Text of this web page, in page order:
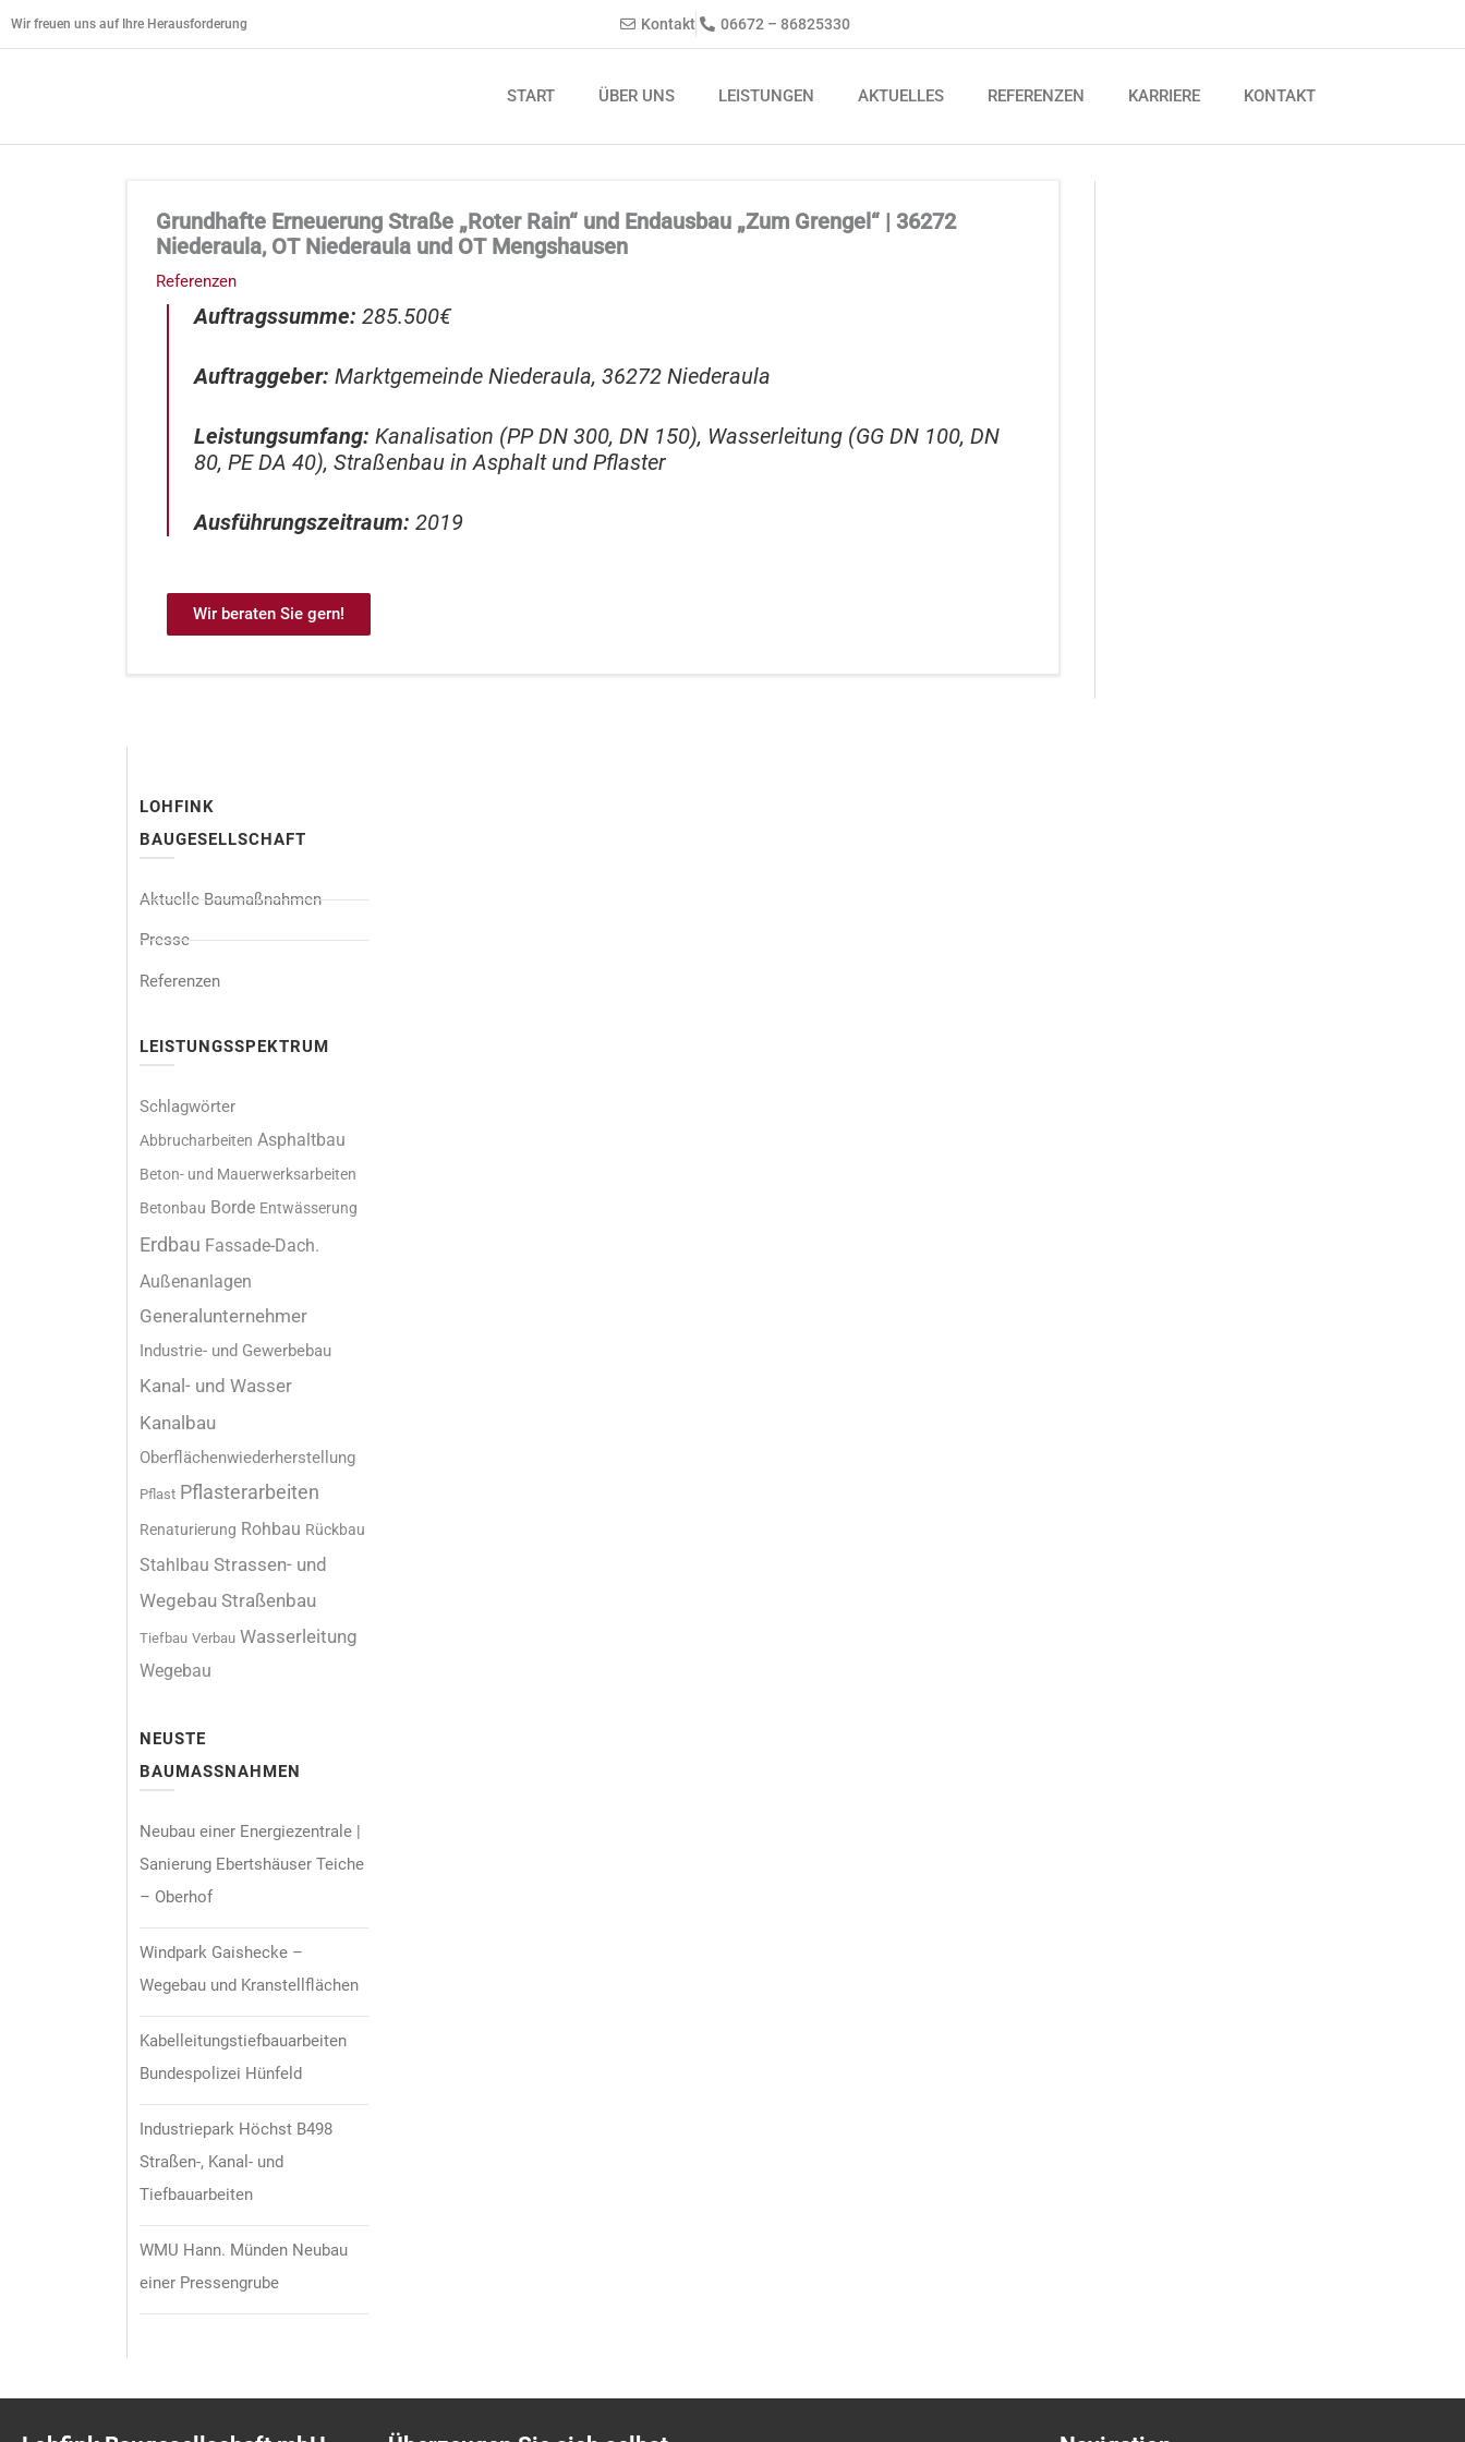
Wir freuen uns auf Ihre Herausforderung Kontakt 06672 – 86825330
START ÜBER UNS LEISTUNGEN AKTUELLES REFERENZEN KARRIERE KONTAKT
Grundhafte Erneuerung Straße „Roter Rain“ und Endausbau „Zum Grengel“ | 36272
Niederaula, OT Niederaula und OT Mengshausen
Referenzen
Auftragssumme: 285.500€
Auftraggeber:Marktgemeinde Niederaula, 36272 Niederaula
Leistungsumfang:Kanalisation (PP DN 300, DN 150), Wasserleitung (GG DN 100, DN
80, PE DA 40), Straßenbau in Asphalt und Pflaster
Ausführungszeitraum: 2019
Wir beraten Sie gern!
LOHFINK
BAUGESELLSCHAFT
Aktuelle Baumaßnahmen
Presse
Referenzen
LEISTUNGSSPEKTRUM
Schlagwörter
Abbrucharbeiten Asphaltbau
Beton- und Mauerwerksarbeiten
Betonbau Borde Entwässerung
Erdbau Fassade-Dach.
Außenanlagen
Generalunternehmer
Industrie- und Gewerbebau
Kanal- und Wasser
Kanalbau
Oberflächenwiederherstellung
Pflast Pflasterarbeiten
Renaturierung Rohbau Rückbau
Stahlbau Strassen- und
Wegebau Straßenbau
Tiefbau Verbau Wasserleitung
Wegebau
NEUSTE
BAUMASSNAHMEN
Neubau einer Energiezentrale |
Sanierung Ebertshäuser Teiche
– Oberhof
Windpark Gaishecke –
Wegebau und Kranstellflächen
Kabelleitungstiefbauarbeiten
Bundespolizei Hünfeld
Industriepark Höchst B498
Straßen-, Kanal- und
Tiefbauarbeiten
WMU Hann. Münden Neubau
einer Pressengrube